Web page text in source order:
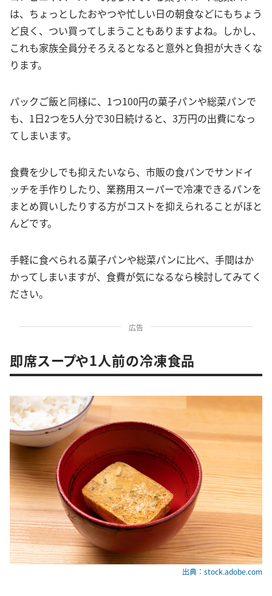
は、ちょっとしたおやつや忙しい日の朝食などにもちょう
ど良く、つい買ってしまうこともありますよね。しかし、
これも家族全員分そろえるとなると意外と負担が大きくな
ります。
パックご飯と同様に、1つ100円の菓子パンや総菜パンで
も、1日2つを5人分で30日続けると、3万円の出費になっ
てしまいます。
食費を少しでも抑えたいなら、市販の食パンでサンドイ
ッチを手作りしたり、業務用スーパーで冷凍できるパンを
まとめ買いしたりする方がコストを抑えられることがほと
んどです。
手軽に食べられる菓子パンや総菜パンに比べ、手間はか
かってしまいますが、食費が気になるなら検討してみてく
ださい。
広告
即席スープや1人前の冷凍食品
出典：stock.adobe.com